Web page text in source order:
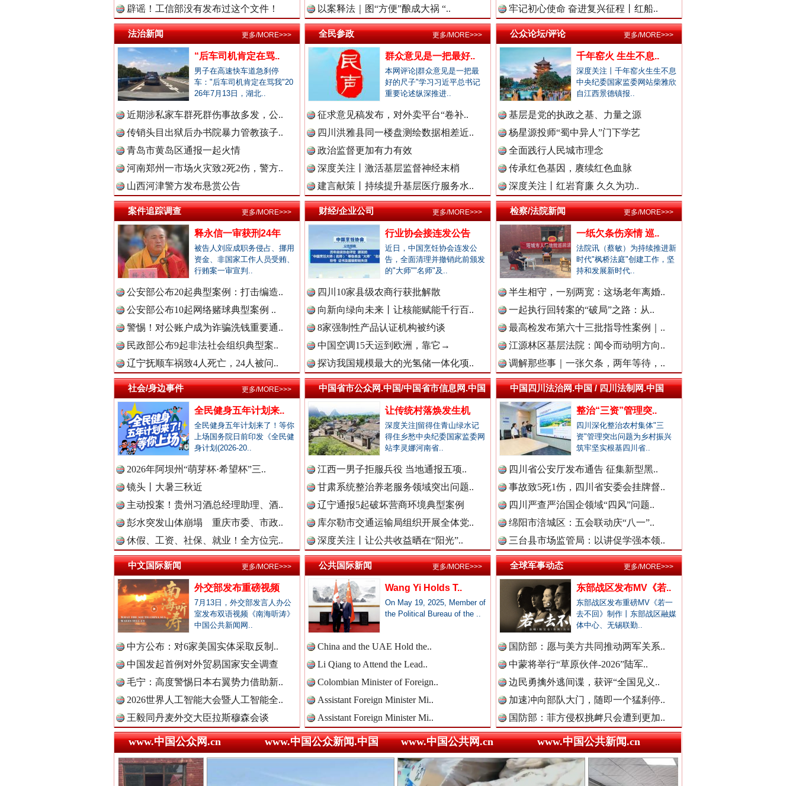
安徽颍上县红星镇发布道歉声明
医院弄错CT女子被误诊“绝症”
驾车致4死,审理时开贫困证明？
濉溪县通报黑臭水体流入农灌区
官方通报周口六院医生坠楼身亡
景区摩托车收费带路设置路障？
男子曝妻子和公职人员多次开房
女子自曝怀孕时摆烂丈夫是副处
警察违停致摩托司机追尾死亡？
三亚再通报游客被不明物咬伤离..
社区书记开车追撵女子撞伤2人
医院回应要求先献血再输血致人..
虎门通报“4车道变3车道车祸”
爆破拆火车站致周边房屋裂缝？
一医院涉嫌在中药里添加安眠药
柳州鱼峰区教育局发布辟谣声明
福建中医药大学附属人民医院：..
“市长信箱”出现答复错误问题
中日友好医院通报肖某相关问题
官方通报“三河广告牌匾改色”
教师被举报用假身份与女生恋爱
网民反映新能源充电电价差异大
广西一栋5层楼墙体和地基开裂
天津市委常委、组织部部长周德..
官方通报西安赛格商场坠亡事件
执行局长被指低俗骚扰女当事人
当地通报"白某某涉嫌婚内出轨"..
查实作弊！河南通报"三支一扶"..
贵州贵定通报"洛北河伴漂服务"..
衡水通报安平志臻中学相关情况
河南通报“三支一扶”高分争议
武汉大学口腔医院通报女子正颌..
销售毒性中药材，亳州连夜通报
官方通报“楼盘雕花侵权LV被起..
医院对未成年实施终止妊娠手术..
广西一女流浪汉怀孕？当地辟谣
一救护车在批发市场卸载水果？
贾平凹之女贾浅浅硕士学位被撤..
一国企董事长被曝办公室收礼金
被曝非法地磅后，章贡连夜调查
女职工生育津贴申领一年未发放
接群众反映后，运城市连夜排查
洪雅县同一楼盘测绘数据疑造假
“民办学校竹子学校举办方代表..
中国视频新闻网.中国
中国廉政法纪网.中国
中国律师在线.中国
中国参政网.中国
中国全民新闻网.中国
中国公众新闻网.中国
中国公民新闻网.中国
中国公共新闻网.中国
中国法制新闻网.中国
中国法治新闻网.中国
中国法院新闻网.中国
中国检察新闻网.中国
中国医药新闻网.中国
中国企业新闻网.中国
一枚“钉子”竟然扎入要害部门 生态调度“流量密码” 总书记与全民健身的故事
雄关漫道展新颜 “文明之鹰-2025”联训 外交部发布重磅视频：《不跪！》
衣柜里的秘密 高速路上逆行称"我一路开着双闪".. 现场视频！山东舰出扼台东
春天里的科技盛宴 烦心事变舒心事 同心逐梦
辟谣！工信部没有发布过这个文件！
以案释法｜图“方便”酿成大祸 “..
牢记初心使命 奋进复兴征程丨红船..
法治新闻
“后车司机肯定在骂..
男子在高速快车道急刹停
车："后车司机肯定在骂我"20
26年7月13日，湖北..
近期涉私家车群死群伤事故多发，公..
传销头目出狱后办书院暴力管教孩子..
青岛市黄岛区通报一起火情
河南郑州一市场火灾致2死2伤，警方..
山西河津警方发布悬赏公告
更多/MORE>>> 全民参政
群众意见是一把最好..
本网评论|群众意见是一把最
好的尺子"学习习近平总书记
重要论述纵深推进..
征求意见稿发布，对外卖平台“卷补..
四川洪雅县同一楼盘测绘数据相差近..
政治监督更加有力有效
深度关注丨激活基层监督神经末梢
建言献策丨持续提升基层医疗服务水..
更多/MORE>>> 公众论坛/评论
千年窑火 生生不息..
深度关注丨千年窑火生生不息
中央纪委国家监委网站柴雅欣
自江西景德镇报..
基层是党的执政之基、力量之源
杨星源投师“蜀中异人”门下学艺
全面践行人民城市理念
传承红色基因，赓续红色血脉
深度关注丨红岩育廉 久久为功..
更多/MORE>>>
案件追踪调查
释永信一审获刑24年
被告人刘应成职务侵占、挪用
资金、非国家工作人员受贿、
行贿案一审宣判..
公安部公布20起典型案例：打击编造..
公安部公布10起网络赌球典型案例 ..
警惕！对公账户成为诈骗洗钱重要通..
民政部公布9起非法社会组织典型案..
辽宁抚顺车祸致4人死亡，24人被问..
更多/MORE>>> 财经/企业公司
行业协会接连发公告
近日，中国烹饪协会连发公
告，全面清理并撤销此前颁发
的"大师""名师"及..
四川10家县级农商行获批解散
向新向绿向未来丨让核能赋能千行百..
8家强制性产品认证机构被约谈
中国空调15天运到欧洲，靠它→
探访我国规模最大的光氢储一体化项..
更多/MORE>>> 检察/法院新闻
一纸欠条伤亲情 巡..
法院讯（蔡敏）为持续推进新
时代"枫桥法庭"创建工作，坚
持和发展新时代..
半生相守，一别两宽：这场老年离婚..
一起执行回转案的“破局”之路：从..
最高检发布第六十三批指导性案例｜..
江源林区基层法院：闻令而动明方向..
调解那些事｜一张欠条，两年等待，..
更多/MORE>>>
社会/身边事件
全民健身五年计划来..
全民健身五年计划来了！等你
上场国务院日前印发《全民健
身计划(2026-20..
2026年阿坝州“萌芽杯·希望杯”三..
镜头丨大暑三秋近
主动投案！贵州习酒总经理助理、酒..
彭水突发山体崩塌 重庆市委、市政..
休假、工资、社保、就业！全方位完..
更多/MORE>>> 中国省市公众网.中国/中国省市信息网.中国
让传统村落焕发生机
深度关注|留得住青山绿水记
得住乡愁中央纪委国家监委网
站李灵娜河南省..
江西一男子拒服兵役 当地通报五项..
甘肃系统整治养老服务领域突出问题..
辽宁通报5起破坏营商环境典型案例
库尔勒市交通运输局组织开展全体党..
深度关注丨让公共收益晒在“阳光”..
中国四川法治网.中国 / 四川法制网.中国
整治“三资”管理突..
四川深化整治农村集体"三
资"管理突出问题为乡村振兴
筑牢坚实根基四川省..
四川省公安厅发布通告 征集新型黑..
事故致5死1伤，四川省安委会挂牌督..
四川严查严治国企领域“四风”问题..
绵阳市涪城区：五会联动庆“八一”..
三台县市场监管局：以讲促学强本领..
中文国际新闻
外交部发布重磅视频
7月13日，外交部发言人办公
室发布双语视频《南海听涛》
中国公共新闻网..
中方公布：对6家美国实体采取反制..
中国发起首例对外贸易国家安全调查
毛宁：高度警惕日本右翼势力借助新..
2026世界人工智能大会暨人工智能全..
王毅同丹麦外交大臣拉斯穆森会谈
更多/MORE>>> 公共国际新闻
Wang Yi Holds T..
On May 19, 2025, Member of
the Political Bureau of the ..
China and the UAE Hold the..
Li Qiang to Attend the Lead..
Colombian Minister of Foreign..
Assistant Foreign Minister Mi..
Assistant Foreign Minister Mi..
更多/MORE>>> 全球军事动态
东部战区发布MV《若..
东部战区发布重磅MV《若一
去不回》制作丨东部战区融媒
体中心、无锡联勤..
国防部：愿与美方共同推动两军关系..
中蒙将举行“草原伙伴-2026”陆军..
边民勇擒外逃间谍，获评“全国见义..
加速冲向部队大门，随即一个猛刹停..
国防部：菲方侵权挑衅只会遭到更加..
更多/MORE>>>
www.中国公众网.cn www.中国公众新闻.中国 www.中国公共网.cn www.中国公共新闻.cn